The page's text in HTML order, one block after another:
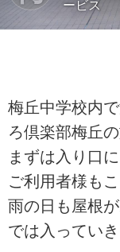
ービス
梅丘中学校内
ろ倶楽部梅丘
まずは入り口に
ご利用者様も
雨の日も屋根
では入っていき